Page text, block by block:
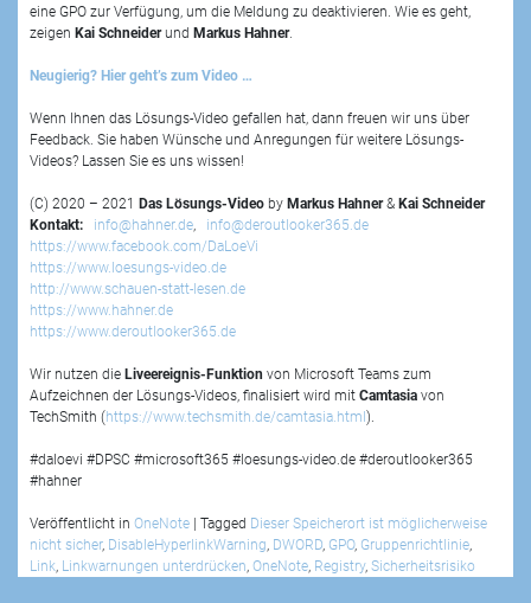
eine GPO zur Verfügung, um die Meldung zu deaktivieren. Wie es geht,
zeigen Kai Schneiderund Markus Hahner.
Neugierig? Hier geht’s zum Video …
Wenn Ihnen das Lösungs-Video gefallen hat, dann freuen wir uns über
Feedback. Sie haben Wünsche und Anregungen für weitere Lösungs-
Videos? Lassen Sie es uns wissen!
(C) 2020 – 2021 Das Lösungs-Video by Markus Hahner& Kai Schneider
Kontakt:
info@hahner.de, info@deroutlooker365.de
https://www.facebook.com/DaLoeVi
https://www.loesungs-video.de
http://www.schauen-statt-lesen.de
https://www.hahner.de
https://www.deroutlooker365.de
Wir nutzen die Liveereignis-Funktion von Microsoft Teams zum
Aufzeichnen der Lösungs-Videos, finalisiert wird mit Camtasia von
TechSmith (https://www.techsmith.de/camtasia.html).
#daloevi #DPSC #microsoft365 #loesungs-video.de #deroutlooker365
#hahner
Veröffentlicht in OneNote | Tagged Dieser Speicherort ist möglicherweise
nicht sicher, DisableHyperlinkWarning, DWORD, GPO, Gruppenrichtlinie,
Link, Linkwarnungen unterdrücken, OneNote, Registry, Sicherheitsrisiko